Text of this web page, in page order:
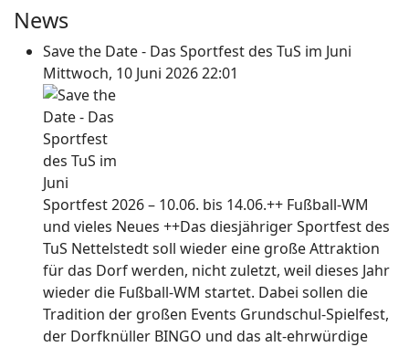
News
Save the Date - Das Sportfest des TuS im Juni
Mittwoch, 10 Juni 2026 22:01
Sportfest 2026 – 10.06. bis 14.06.++ Fußball-WM
und vieles Neues ++Das diesjähriger Sportfest des
TuS Nettelstedt soll wieder eine große Attraktion
für das Dorf werden, nicht zuletzt, weil dieses Jahr
wieder die Fußball-WM startet. Dabei sollen die
Tradition der großen Events Grundschul-Spielfest,
der Dorfknüller BINGO und das alt-ehrwürdige